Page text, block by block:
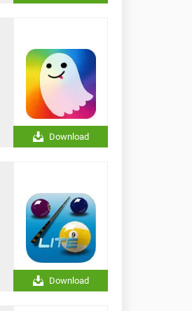
Download
Download